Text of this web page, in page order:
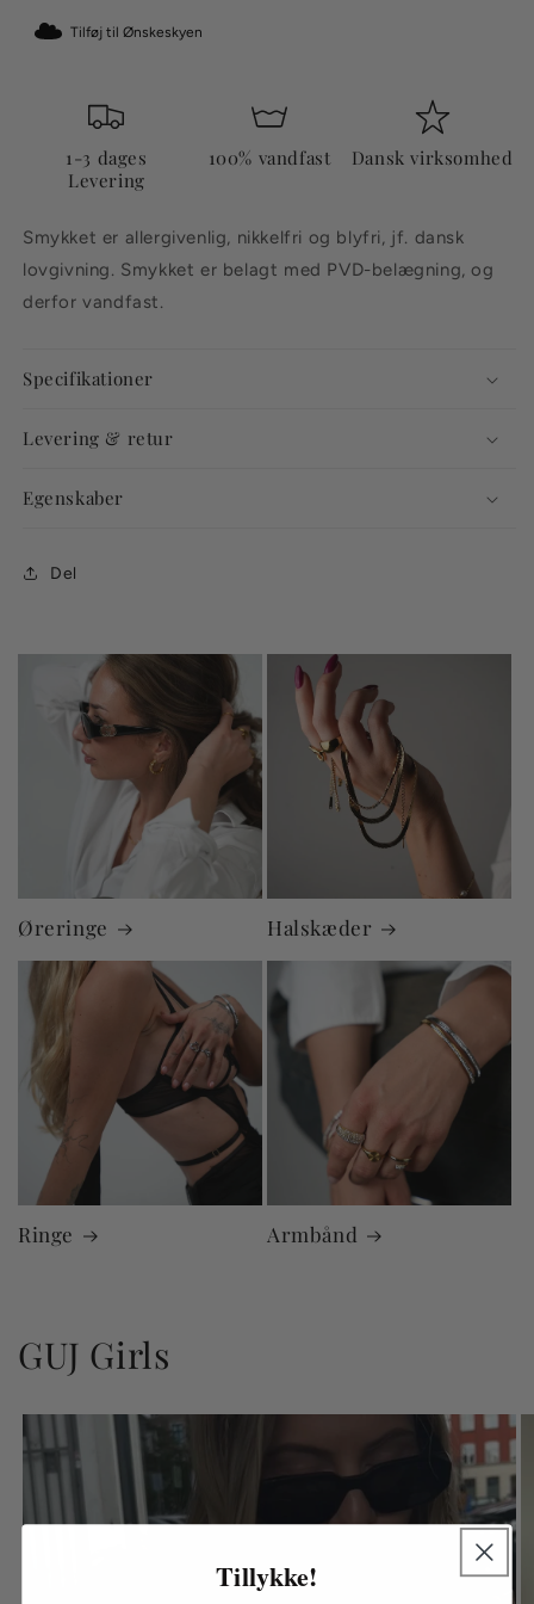
Tilføj til Ønskeskyen
1-3 dages
Levering
100% vandfast Dansk virksomhed
Smykket er allergivenlig, nikkelfri og blyfri, jf. dansk
lovgivning. Smykket er belagt med PVD-belægning, og
derfor vandfast.
Specifikationer
Levering & retur
Egenskaber
Del
Øreringe Halskæder
Ringe Armbånd
GUJ Girls
Tillykke!